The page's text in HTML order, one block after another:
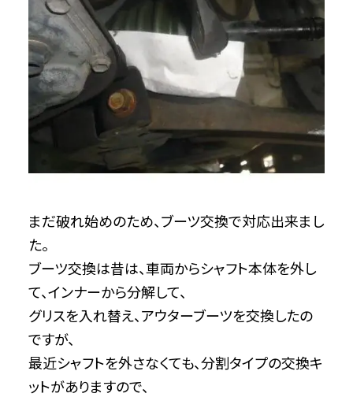
まだ破れ始めのため、ブーツ交換で対応出来まし
た。
ブーツ交換は昔は、車両からシャフト本体を外し
て、インナーから分解して、
グリスを入れ替え、アウターブーツを交換したの
ですが、
最近シャフトを外さなくても、分割タイプの交換キ
ットがありますので、